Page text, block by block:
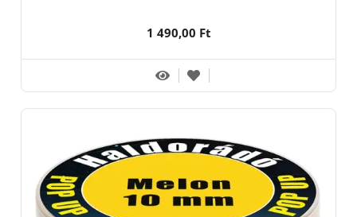
1 490,00 Ft